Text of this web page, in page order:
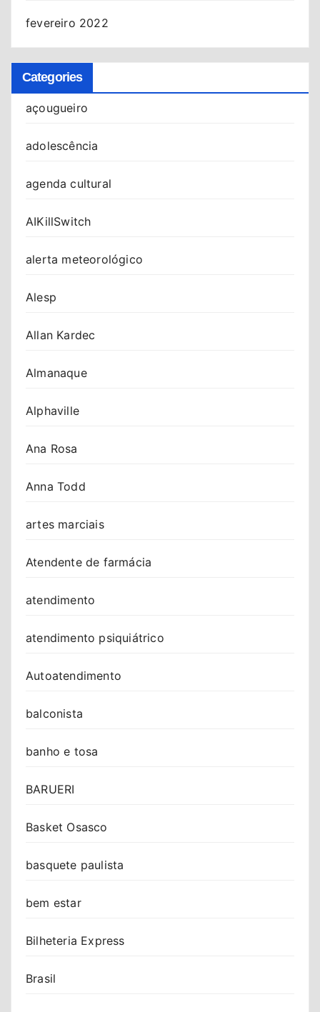
fevereiro 2022
Categories
açougueiro
adolescência
agenda cultural
AIKillSwitch
alerta meteorológico
Alesp
Allan Kardec
Almanaque
Alphaville
Ana Rosa
Anna Todd
artes marciais
Atendente de farmácia
atendimento
atendimento psiquiátrico
Autoatendimento
balconista
banho e tosa
BARUERI
Basket Osasco
basquete paulista
bem estar
Bilheteria Express
Brasil